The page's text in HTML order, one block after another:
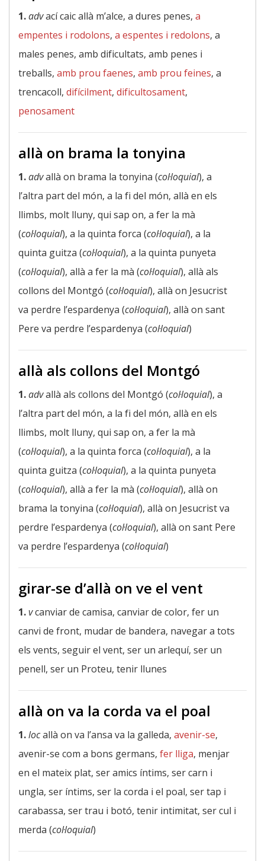
1.advací caic allà m’alce, a dures penes, a
empentes i rodolons, a espentes i redolons, a
males penes, amb dificultats, amb penes i
treballs, amb prou faenes, amb prou feines, a
trencacoll, difícilment, dificultosament,
penosament
allà on brama la tonyina
1.advallà on brama la tonyina (col·loquial), a
l’altra part del món, a la fi del món, allà en els
llimbs, molt lluny, qui sap on, a fer la mà
(col·loquial), a la quinta forca (col·loquial), a la
quinta guitza (col·loquial), a la quinta punyeta
(col·loquial), allà a fer la mà (col·loquial), allà als
collons del Montgó (col·loquial), allà on Jesucrist
va perdre l’espardenya (col·loquial), allà on sant
Pere va perdre l’espardenya (col·loquial)
allà als collons del Montgó
1.advallà als collons del Montgó (col·loquial), a
l’altra part del món, a la fi del món, allà en els
llimbs, molt lluny, qui sap on, a fer la mà
(col·loquial), a la quinta forca (col·loquial), a la
quinta guitza (col·loquial), a la quinta punyeta
(col·loquial), allà a fer la mà (col·loquial), allà on
brama la tonyina (col·loquial), allà on Jesucrist va
perdre l’espardenya (col·loquial), allà on sant Pere
va perdre l’espardenya (col·loquial)
girar-se d’allà on ve el vent
1.vcanviar de camisa, canviar de color, fer un
canvi de front, mudar de bandera, navegar a tots
els vents, seguir el vent, ser un arlequí, ser un
penell, ser un Proteu, tenir llunes
allà on va la corda va el poal
1.locallà on va l’ansa va la galleda, avenir-se,
avenir-se com a bons germans, fer lliga, menjar
en el mateix plat, ser amics íntims, ser carn i
ungla, ser íntims, ser la corda i el poal, ser tap i
carabassa, ser trau i botó, tenir intimitat, ser cul i
merda (col·loquial)